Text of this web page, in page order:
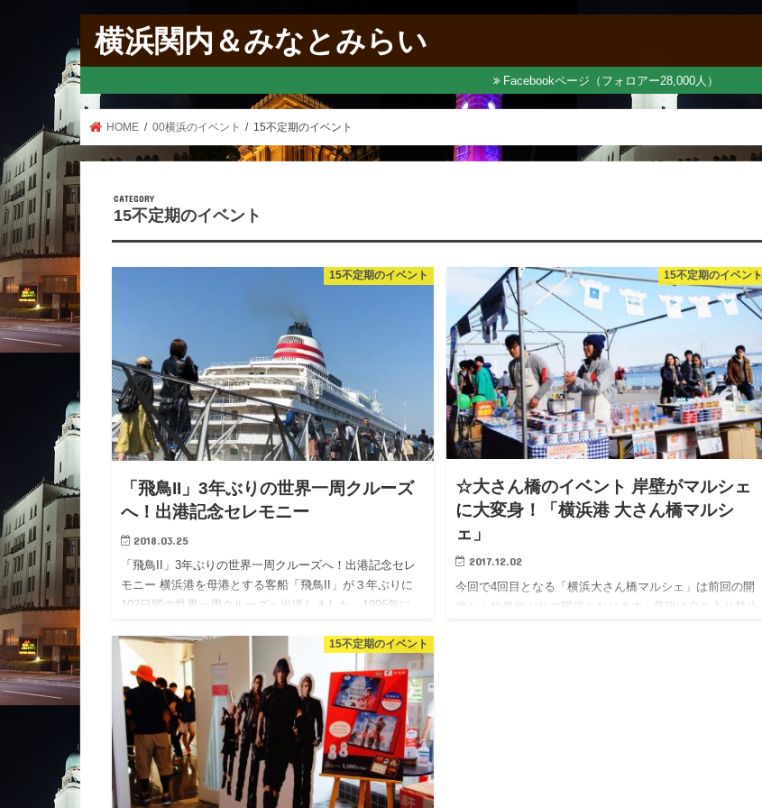
横浜関内＆みなとみらい
Facebookページ（フォロアー28,000人）
HOME 00横浜のイベント 15不定期のイベント
15不定期のイベント
15不定期のイベント
「飛鳥II」3年ぶりの世界一周クルーズ
へ！出港記念セレモニー
2018.03.25
「飛鳥II」3年ぶりの世界一周クルーズへ！出港記念セレ
モニー 横浜港を母港とする客船「飛鳥II」が３年ぶりに
102日間の世界一周クルーズへ出港しました。1996年に
で2…
15不定期のイベント
☆大さん橋のイベント 岸壁がマルシェ
に大変身！「横浜港 大さん橋マルシ
ェ」
2017.12.02
今回で4回目となる「横浜大さん橋マルシェ」は前回の開
催から約半年ぶりの開催となります♪ 普段は立ち入り禁止
15不定期のイベント